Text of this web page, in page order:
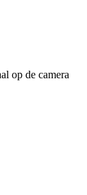
op de camera